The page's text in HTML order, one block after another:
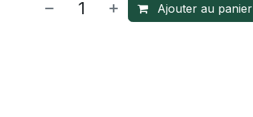
Ajouter au panier